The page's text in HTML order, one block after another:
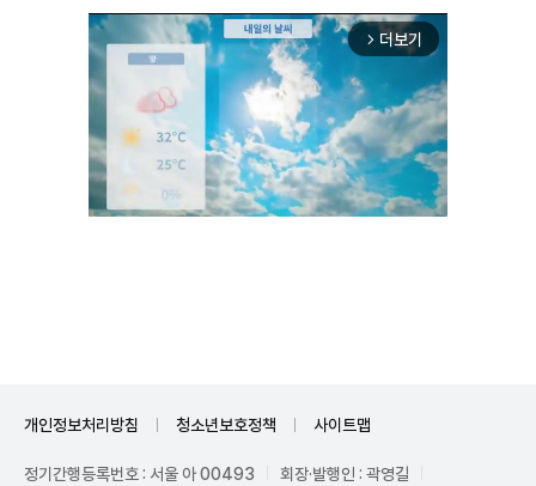
arrow_forward_ios 더보기
개인정보처리방침 청소년보호정책 사이트맵
정기간행등록번호 : 서울 아 00493 회장·발행인 : 곽영길